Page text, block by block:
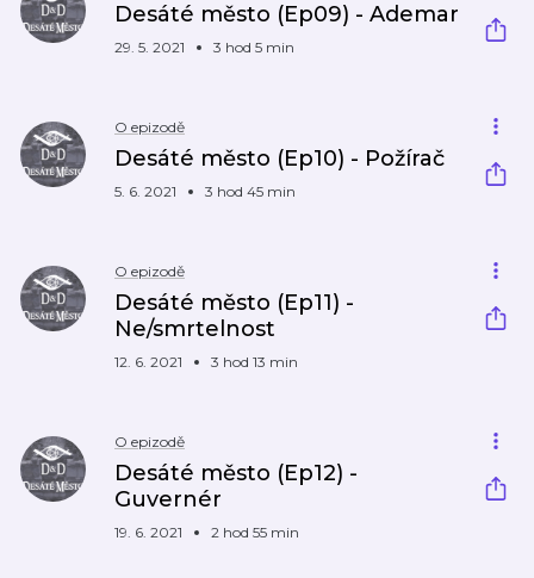
Desáté město (Ep09) - Ademar
29. 5. 2021 3 hod 5 min
O epizodě
Desáté město (Ep10) - Požírač
5. 6. 2021 3 hod 45 min
O epizodě
Desáté město (Ep11) -
Ne/smrtelnost
12. 6. 2021 3 hod 13 min
O epizodě
Desáté město (Ep12) -
Guvernér
19. 6. 2021 2 hod 55 min